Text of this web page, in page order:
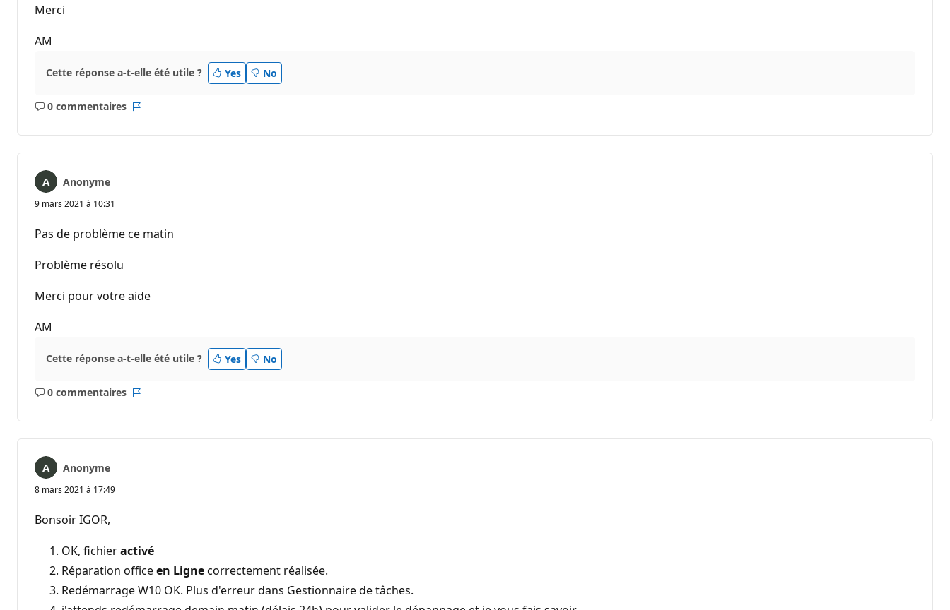
Merci
AM
Cette réponse a-t-elle été utile ? Yes No
0 commentaires
Aucun
Anonyme
9 mars 2021 à 10:31
Pas de problème ce matin
Problème résolu
Merci pour votre aide
AM
Cette réponse a-t-elle été utile ? Yes No
0 commentaires
Aucun
Anonyme
8 mars 2021 à 17:49
Bonsoir IGOR,
OK, fichieractivé
Réparation officeen Lignecorrectement réalisée.
Redémarrage W10 OK. Plus d'erreur dans Gestionnaire de tâches.